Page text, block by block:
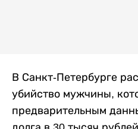
В Санкт-Петербурге
убийство мужчины,
предварительным